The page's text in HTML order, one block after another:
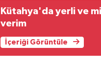
Kütahya'da yerli ve
verim
İçeriği Görüntüle